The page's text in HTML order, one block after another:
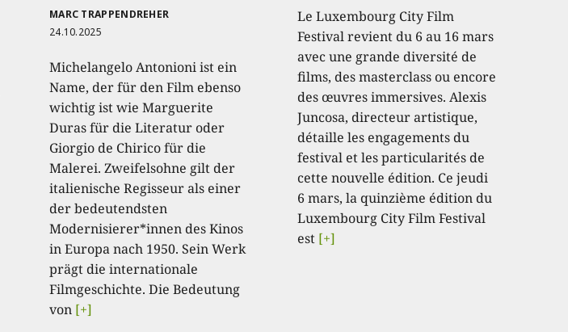
MARC TRAPPENDREHER
24.10.2025
Michelangelo Antonioni ist ein
Name, der für den Film ebenso
wichtig ist wie Marguerite
Duras für die Literatur oder
Giorgio de Chirico für die
Malerei. Zweifelsohne gilt der
italienische Regisseur als einer
der bedeutendsten
Modernisierer*innen des Kinos
in Europa nach 1950. Sein Werk
prägt die internationale
Filmgeschichte. Die Bedeutung
von [+]
Le Luxembourg City Film
Festival revient du 6 au 16 mars
avec une grande diversité de
films, des masterclass ou encore
des œuvres immersives. Alexis
Juncosa, directeur artistique,
détaille les engagements du
festival et les particularités de
cette nouvelle édition. Ce jeudi
6 mars, la quinzième édition du
Luxembourg City Film Festival
est [+]